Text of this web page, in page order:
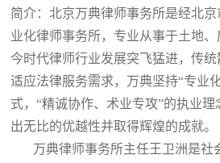
简介：北京万典律师事务所是经北
业化律师事务所，专业从事于土地
今时代律师行业发展突飞猛进，传
适应法律服务需求，万典坚持“专业
式，“精诚协作、术业专攻”的执业
出无比的优越性并取得辉煌的成就。
万典律师事务所主任王卫洲是社